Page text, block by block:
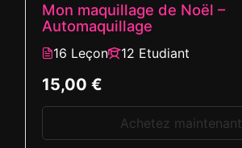
Mon maquillage de Noël –
Automaquillage
16 Leçon 12 Etudiant
15,00 €
Achetez maintenant